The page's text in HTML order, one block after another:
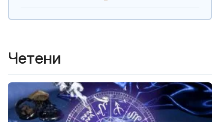
Четени